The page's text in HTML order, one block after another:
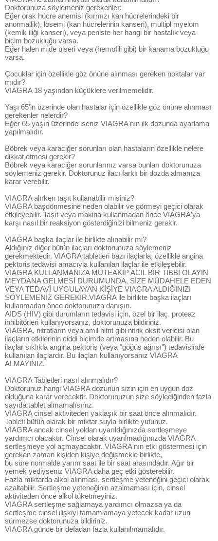
Doktorunuza söylemeniz gerekenler:
Eğer orak hücre anemisi (kırmızı kan hücrelerindeki bir
anormallik), lösemi (kan hücrelerinin kanseri), multipl myelom
(kemik iliği kanseri), veya peniste her hangi bir hastalık veya
biçim bozukluğu varsa.
Eğer halen mide ülseri veya (hemofili gibi) bir kanama bozukluğu
varsa.
Çocuklar için özellikle göz önüne alınması gereken noktalar var
mıdır?
VIAGRA 18 yaşından küçüklere verilmemelidir.
Yaşı 65'in üzerinde olan hastalar için özellikle göz önüne alınması
gerekenler nelerdir?
Eğer 65 yaşın üzerinde iseniz VIAGRA'nın ilk dozunda ayarlama
yapılmalıdır.
Böbrek veya karaciğer sorunları olan hastaların özellikle nelere
dikkat etmesi gerekir?
Böbrek veya karaciğer sorunlarınız varsa bunları doktorunuza
söylemeniz gerekir. Doktorunuz ilacı farklı bir dozda almanıza
karar verebilir.
VIAGRA alırken taşıt kullanabilir misiniz?
VIAGRA başdönmesine neden olabilir ve görmeyi geçici olarak
etkileyebilir. Taşıt veya makina kullanmadan önce VIAGRA'ya
karşı nasıl bir reaksiyon gösterdiğinizi bilmeniz gerekir.
VIAGRA başka ilaçlar ile birlikte alınabilir mi?
Aldığınız diğer bütün ilaçları doktorunuza söylemeniz
gerekmektedir. VIAGRA tabletleri bazı ilaçlarla, özellikle angina
pektoris tedavisi amacıyla kullanılan ilaçlar ile etkileşebilir.
VİAGRA KULLANMANIZA MÜTEAKİP ACİL BİR TIBBİ OLAYIN
MEYDANA GELMESİ DURUMUNDA, SİZE MÜDAHELE EDEN
VEYA TEDAVİ UYGULAYAN KİŞİYE VIAGRA ALDIĞINIZI
SÖYLEMENİZ GEREKİR.VIAGRA ile birlikte başka ilaçları
kullanmadan önce doktorunuza danışın.
AIDS (HIV) gibi durumların tedavisi için, özel bir ilaç, proteaz
inhibitörleri kullanıyorsanız, doktorunuza bildiriniz.
VIAGRA, nitratların veya amil nitrit gibi nitrik oksit vericisi olan
ilaçların etkilerinin ciddi biçimde artmasına neden olabilir. Bu
ilaçlar sıklıkla angina pektoris (veya "göğüs ağrısı") tedavisinde
kullanılan ilaçlardır. Bu ilaçları kullanıyorsanız VIAGRA
ALMAYINIZ.
VIAGRA Tabletleri nasıl alınmalıdır?
Doktorunuz hangi VIAGRA dozunun sizin için en uygun doz
olduğuna karar verecektir. Doktorunuzun size söylediğinden fazla
sayıda tablet almamalısınız.
VIAGRA cinsel aktiviteden yaklaşık bir saat önce alınmalıdır.
Tableti bütün olarak bir miktar suyla birlikte yutunuz.
VIAGRA ancak cinsel yoldan uyarıldığınızda sertleşmeye
yardımcı olacaktır. Cinsel olarak uyarılmadığınızda VIAGRA
sertleşmeye yol açmayacaktır. VIAGRA'nın etki göstermesi için
gereken zaman kişiden kişiye değişmekle birlikte,
bu süre normalde yarım saat ile bir saat arasındadır. Ağır bir
yemek yediyseniz VIAGRA daha geç etki gösterebilir.
Fazla miktarda alkol alınması, sertleşme yeteneğini geçici olarak
azaltabilir. Sertleşme yeteneğinin azalmaması için, cinsel
aktiviteden önce alkol tüketmeyiniz.
VIAGRA sertleşme sağlamaya yardımcı olmazsa ya da
sertleşme cinsel ilişkiyi tamamlamaya yetecek kadar uzun
sürmezse doktorunuza bildiriniz.
VIAGRA günde bir defadan fazla kullanılmamalıdır.